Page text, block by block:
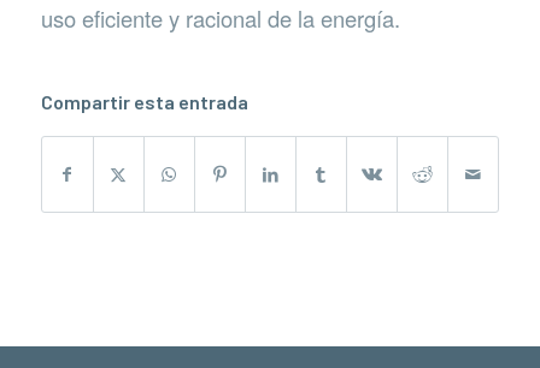
uso eficiente y racional de la energía.
Compartir esta entrada